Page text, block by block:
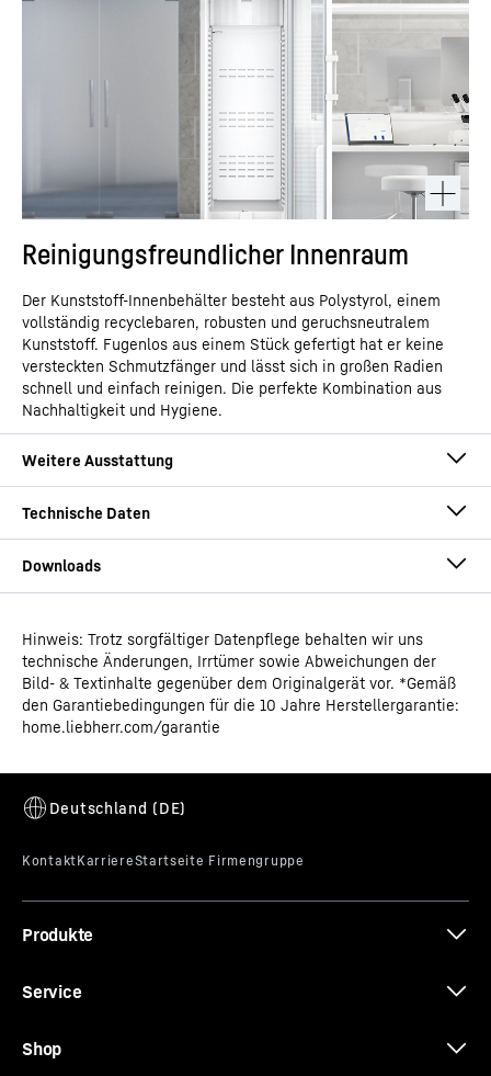
Reinigungsfreundlicher Innenraum
Der Kunststoff-Innenbehälter besteht aus Polystyrol, einem
vollständig recyclebaren, robusten und geruchsneutralem
Kunststoff. Fugenlos aus einem Stück gefertigt hat er keine
versteckten Schmutzfänger und lässt sich in großen Radien
schnell und einfach reinigen. Die perfekte Kombination aus
Nachhaltigkeit und Hygiene.
Alarm-Relais
informiert, meist durch Anbindung an die
die Weiterleitung aktiv bleibt und ob nach der
können Sie bei kritischen Situationen sofort reagieren.
Produktgruppe
Laborgefriergerät mit
statischer Kühlung
GTIN
994870151
Gebrauchsanweisung
Maßskizze
Hinweis: Trotz sorgfältiger Datenpflege behalten wir uns
technische Änderungen, Irrtümer sowie Abweichungen der
Bild- & Textinhalte gegenüber dem Originalgerät vor. *Gemäß
den Garantiebedingungen für die 10 Jahre Herstellergarantie:
home.liebherr.com/garantie
Produkte
Service
Shop